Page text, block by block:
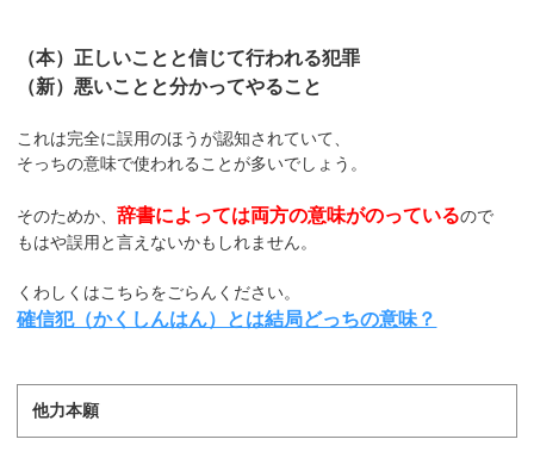
（本）正しいことと信じて行われる犯罪
（新）悪いことと分かってやること
これは完全に誤用のほうが認知されていて、
そっちの意味で使われることが多いでしょう。
そのためか、辞書によっては両方の意味がのっているので
もはや誤用と言えないかもしれません。
くわしくはこちらをごらんください。
確信犯（かくしんはん）とは結局どっちの意味？
他力本願